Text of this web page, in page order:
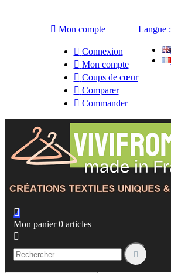
 Mon compte
 Connexion
 Mon compte
 Coups de cœur
 Comparer
 Commander
Langue :

Mon panier 0 articles

